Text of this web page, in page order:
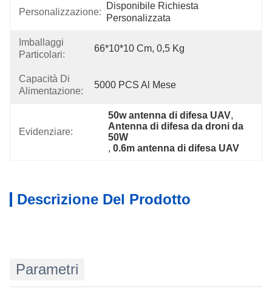
Personalizzazione:
Disponibile Richiesta
Personalizzata
Imballaggi
Particolari:
66*10*10 Cm, 0,5 Kg
Capacità Di
Alimentazione:
5000 PCS Al Mese
Evidenziare:
50w antenna di difesa UAV,
Antenna di difesa da droni da
50W
, 0.6m antenna di difesa UAV
Descrizione Del Prodotto
Parametri